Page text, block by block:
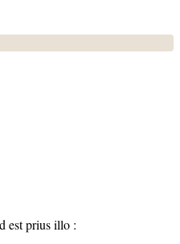
est prius illo :